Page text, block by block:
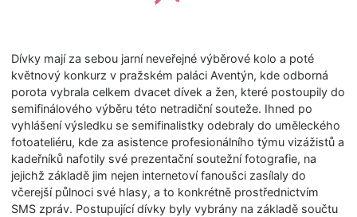
Dívky mají za sebou jarní neveřejné výběrové kolo a poté
květnový konkurz v pražském paláci Aventýn, kde odborná
porota vybrala celkem dvacet dívek a žen, které postoupily do
semifinálového výběru této netradiční souteže. Ihned po
vyhlášení výsledku se semifinalistky odebraly do uměleckého
fotoateliéru, kde za asistence profesionálního týmu vizážistů a
kadeřníků nafotily své prezentační soutežní fotografie, na
jejichž základě jim nejen internetoví fanoušci zasílaly do
včerejší půlnoci své hlasy, a to konkrétně prostřednictvím
SMS zpráv. Postupující dívky byly vybrány na základě součtu